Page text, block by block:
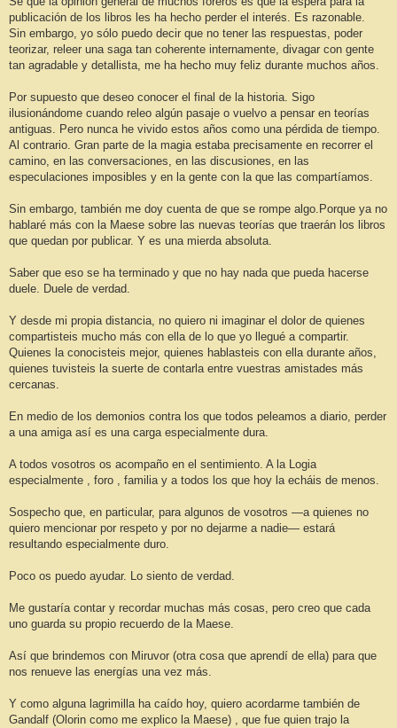
publicación de los libros les ha hecho perder el interés. Es razonable.
Sin embargo, yo sólo puedo decir que no tener las respuestas, poder
teorizar, releer una saga tan coherente internamente, divagar con gente
tan agradable y detallista, me ha hecho muy feliz durante muchos años.
Por supuesto que deseo conocer el final de la historia. Sigo
ilusionándome cuando releo algún pasaje o vuelvo a pensar en teorías
antiguas. Pero nunca he vivido estos años como una pérdida de tiempo.
Al contrario. Gran parte de la magia estaba precisamente en recorrer el
camino, en las conversaciones, en las discusiones, en las
especulaciones imposibles y en la gente con la que las compartíamos.
Sin embargo, también me doy cuenta de que se rompe algo.Porque ya no
hablaré más con la Maese sobre las nuevas teorías que traerán los libros
que quedan por publicar. Y es una mierda absoluta.
Saber que eso se ha terminado y que no hay nada que pueda hacerse
duele. Duele de verdad.
Y desde mi propia distancia, no quiero ni imaginar el dolor de quienes
compartisteis mucho más con ella de lo que yo llegué a compartir.
Quienes la conocisteis mejor, quienes hablasteis con ella durante años,
quienes tuvisteis la suerte de contarla entre vuestras amistades más
cercanas.
En medio de los demonios contra los que todos peleamos a diario, perder
a una amiga así es una carga especialmente dura.
A todos vosotros os acompaño en el sentimiento. A la Logia
especialmente , foro , familia y a todos los que hoy la echáis de menos.
Sospecho que, en particular, para algunos de vosotros —a quienes no
quiero mencionar por respeto y por no dejarme a nadie— estará
resultando especialmente duro.
Poco os puedo ayudar. Lo siento de verdad.
Me gustaría contar y recordar muchas más cosas, pero creo que cada
uno guarda su propio recuerdo de la Maese.
Así que brindemos con Miruvor (otra cosa que aprendí de ella) para que
nos renueve las energías una vez más.
Y como alguna lagrimilla ha caído hoy, quiero acordarme también de
Gandalf (Olorin como me explico la Maese) , que fue quien trajo la